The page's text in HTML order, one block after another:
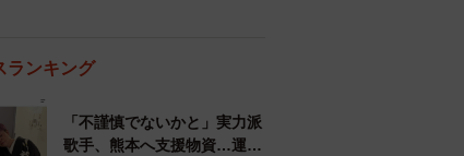
ランキング
「不謹慎でないかと」実力派
歌手、熊本へ支援物資…運搬